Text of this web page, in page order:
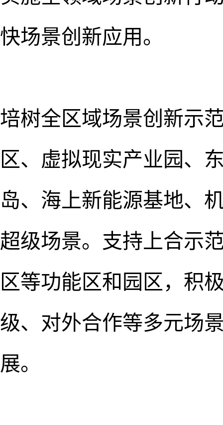
快场景创新应用。
培树全区域场景创新示
区、虚拟现实产业园、
岛、海上新能源基地、
超级场景。支持上合示
区等功能区和园区，积
级、对外合作等多元场
展。